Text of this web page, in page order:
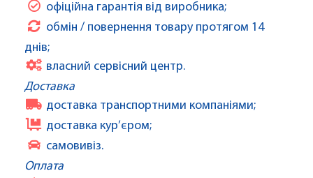
офіційна гарантія від виробника;
обмін / повернення товару протягом 14
днів;
власний сервісний центр.
Доставка
доставка транспортними компаніями;
доставка кур’єром;
самовивіз.
Оплата